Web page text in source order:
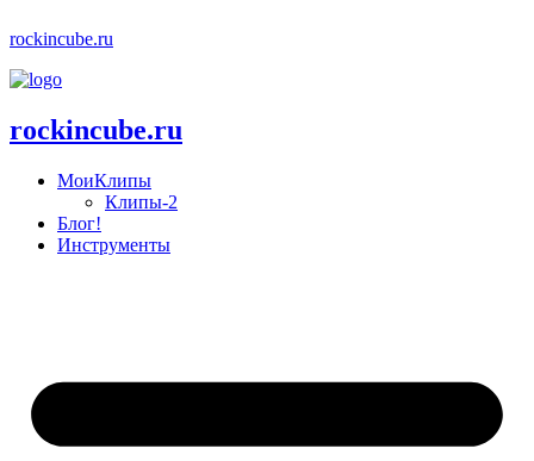
rockincube.ru
rockincube.ru
МоиКлипы
Клипы-2
Блог!
Инструменты